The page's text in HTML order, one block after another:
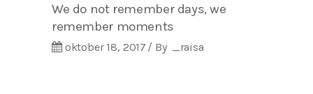
We do not remember days, we
remember moments
oktober 18, 2017 By _raisa